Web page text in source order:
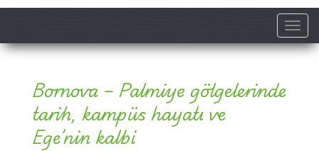
Bornova – Palmiye gölgelerinde
tarih, kampüs hayatı ve
Ege’nin kalbi